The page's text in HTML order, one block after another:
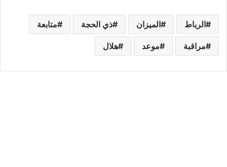
الرباط الميزان ذي الحجة متابعة
مراقبة موعد هلال